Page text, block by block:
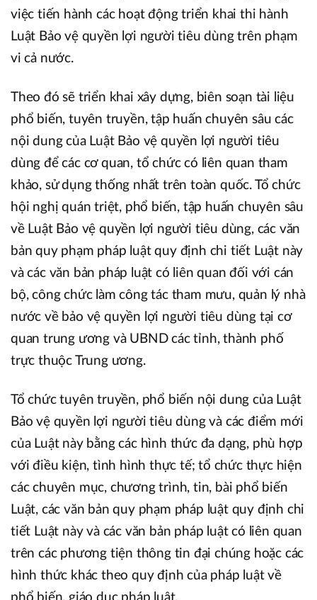
việc tiến hành các hoạt động triển khai thi hành
Luật Bảo vệ quyền lợi người tiêu dùng trên phạm
vi cả nước.
Theo đó sẽ triển khai xây dựng, biên soạn tài liệu
phổ biến, tuyên truyền, tập huấn chuyên sâu các
nội dung của Luật Bảo vệ quyền lợi người tiêu
dùng để các cơ quan, tổ chức có liên quan tham
khảo, sử dụng thống nhất trên toàn quốc. Tổ chức
hội nghị quán triệt, phổ biến, tập huấn chuyên sâu
về Luật Bảo vệ quyền lợi người tiêu dùng, các văn
bản quy phạm pháp luật quy định chi tiết Luật này
và các văn bản pháp luật có liên quan đối với cán
bộ, công chức làm công tác tham mưu, quản lý nhà
nước về bảo vệ quyền lợi người tiêu dùng tại cơ
quan trung ương và UBND các tỉnh, thành phố
trực thuộc Trung ương.
Tổ chức tuyên truyền, phổ biến nội dung của Luật
Bảo vệ quyền lợi người tiêu dùng và các điểm mới
của Luật này bằng các hình thức đa dạng, phù hợp
với điều kiện, tình hình thực tế; tổ chức thực hiện
các chuyên mục, chương trình, tin, bài phổ biến
Luật, các văn bản quy phạm pháp luật quy định chi
tiết Luật này và các văn bản pháp luật có liên quan
trên các phương tiện thông tin đại chúng hoặc các
hình thức khác theo quy định của pháp luật về
phổ biến, giáo dục pháp luật.